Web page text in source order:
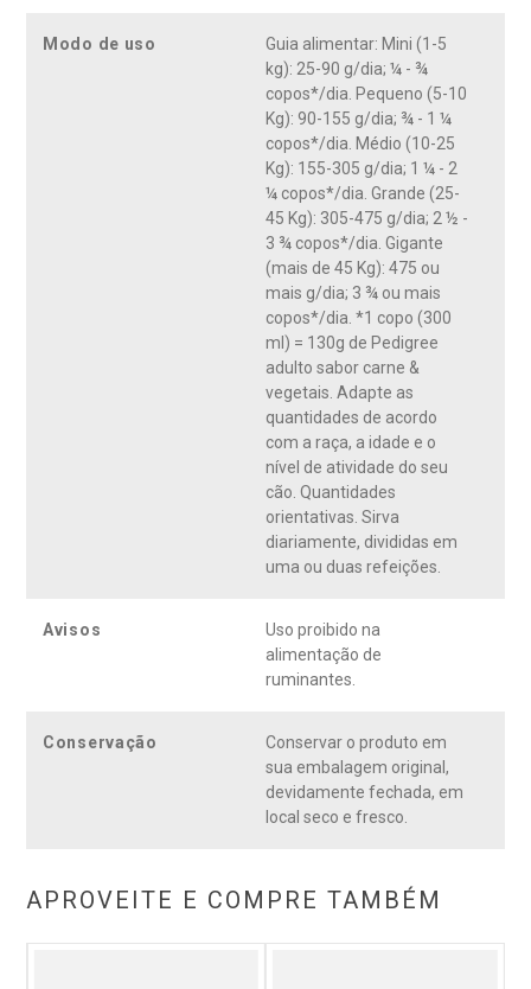
Ração premium 100% completa e balanceada para cães
adultos. Receita com cálcio, ferro e zinco. Com fibras para
ótima digestão e fezes firmes fáceis de limpar. Nutrição
profissional com 24 vitaminas e minerais. Proteína de alta
qualidade: aproveitamento adequado e músculos fortes. Com
ômega 6 para pele e pelo saudáveis de seu cachorro.
Modo de uso
Guia alimentar: Mini (1-5
kg): 25-90 g/dia; ¼ - ¾
copos*/dia. Pequeno (5-10
Kg): 90-155 g/dia; ¾ - 1 ¼
copos*/dia. Médio (10-25
Kg): 155-305 g/dia; 1 ¼ - 2
¼ copos*/dia. Grande (25-
45 Kg): 305-475 g/dia; 2 ½ -
3 ¾ copos*/dia. Gigante
(mais de 45 Kg): 475 ou
mais g/dia; 3 ¾ ou mais
copos*/dia. *1 copo (300
ml) = 130g de Pedigree
adulto sabor carne &
vegetais. Adapte as
quantidades de acordo
com a raça, a idade e o
nível de atividade do seu
cão. Quantidades
orientativas. Sirva
diariamente, divididas em
uma ou duas refeições.
Avisos
Uso proibido na
alimentação de
ruminantes.
Conservação
Conservar o produto em
sua embalagem original,
devidamente fechada, em
local seco e fresco.
APROVEITE E COMPRE TAMBÉM